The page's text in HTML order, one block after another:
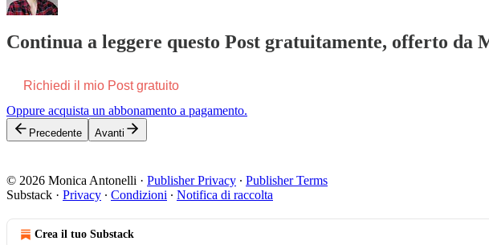
Continua a leggere questo Post gratuitamente, offerto da
Richiedi il mio Post gratuito
Oppure acquista un abbonamento a pagamento.
Precedente Avanti
© 2026 Monica Antonelli · Publisher Privacy ∙ Publisher Terms
Substack · Privacy ∙ Condizioni ∙ Notifica di raccolta
Crea il tuo Substack